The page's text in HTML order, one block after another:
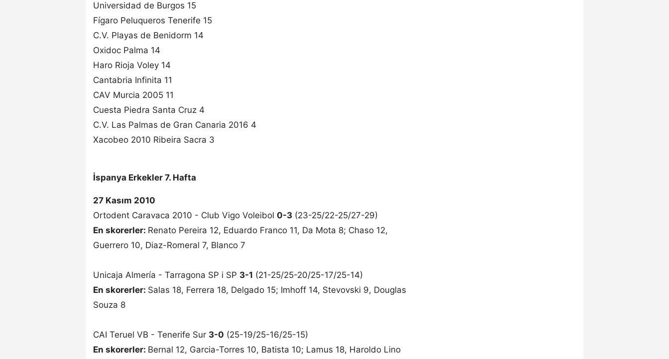
Universidad de Burgos 15
Fígaro Peluqueros Tenerife 15
C.V. Playas de Benidorm 14
Oxidoc Palma 14
Haro Rioja Voley 14
Cantabria Infinita 11
CAV Murcia 2005 11
Cuesta Piedra Santa Cruz 4
C.V. Las Palmas de Gran Canaria 2016 4
Xacobeo 2010 Ribeira Sacra 3
İspanya Erkekler 7. Hafta
27 Kasım 2010
Ortodent Caravaca 2010 - Club Vigo Voleibol 0-3 (23-25/22-25/27-29)
En skorerler: Renato Pereira 12, Eduardo Franco 11, Da Mota 8; Chaso 12,
Guerrero 10, Diaz-Romeral 7, Blanco 7
Unicaja Almería - Tarragona SP i SP 3-1 (21-25/25-20/25-17/25-14)
En skorerler: Salas 18, Ferrera 18, Delgado 15; Imhoff 14, Stevovski 9, Douglas
Souza 8
CAI Teruel VB - Tenerife Sur 3-0 (25-19/25-16/25-15)
En skorerler: Bernal 12, Garcia-Torres 10, Batista 10; Lamus 18, Haroldo Lino